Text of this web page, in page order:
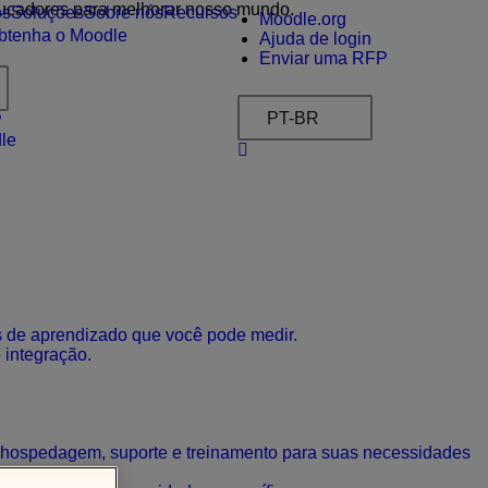
SoluçõesSobre nósRecursos
o Moodle
Moodle.org
Ajuda de login
Enviar uma RFP
PT-BR
para melhorar nosso mundo.
aprendizado que você pode medir.
integração.
suporte e treinamento para suas necessidades